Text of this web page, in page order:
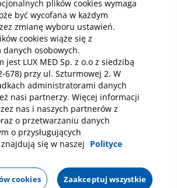
placówkę lub szpital
8:00 - 19:00o dostępności Regulamin
plików cookies wymaga
być wycofana w każdym
zmianę wyboru ustawień.
cookies wiąże się z
osobowych.
LUX MED Sp. z o.o z siedzibą
678) przy ul. Szturmowej 2. W
administratorami danych
nasi partnerzy. Więcej informacji
nas i naszych partnerów z
o przetwarzaniu danych
o przysługujących
się w naszej Polityce
cookies Zaakceptuj wszystkie